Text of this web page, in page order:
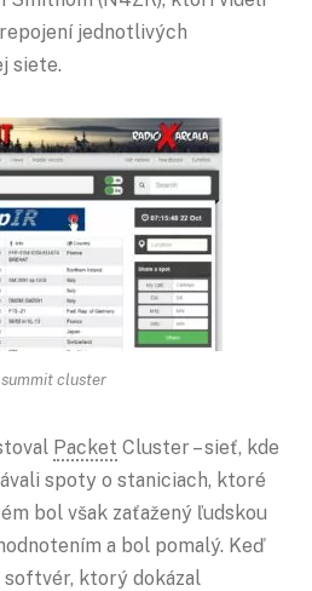
jednotlivých
siete.
summit cluster
Packet Cluster – sieť, kde
spoty o staniciach, ktoré
bol však zaťažený ľudskou
a bol pomalý. Keď
ktorý dokázal